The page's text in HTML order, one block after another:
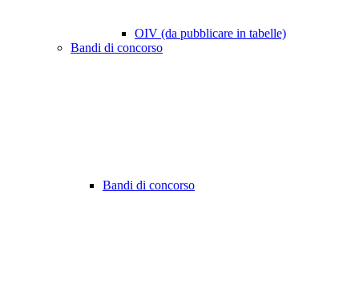
OIV (da pubblicare in tabelle)
Bandi di concorso
Bandi di concorso